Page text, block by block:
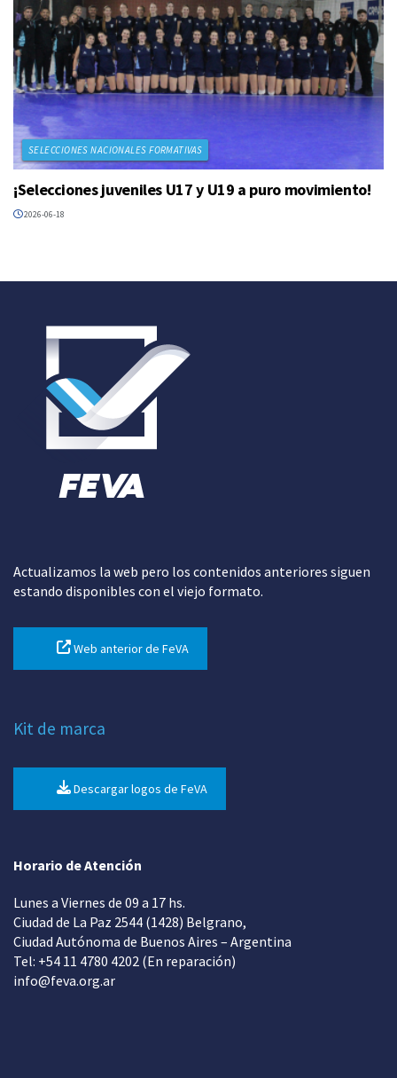
SELECCIONES NACIONALES FORMATIVAS
¡Selecciones juveniles U17 y U19 a puro movimiento!
2026-06-18
Actualizamos la web pero los contenidos anteriores siguen
estando disponibles con el viejo formato.
Web anterior de FeVA
Kit de marca
Descargar logos de FeVA
Horario de Atención
Lunes a Viernes de 09 a 17 hs.
Ciudad de La Paz 2544 (1428) Belgrano,
Ciudad Autónoma de Buenos Aires – Argentina
Tel: +54 11 4780 4202 (En reparación)
info@feva.org.ar